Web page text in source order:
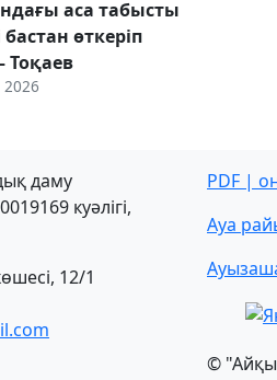
аса табысты
бастан өткеріп
Тоқаев
даму
куәлігі,
12/1
PDF |
Ауа
©